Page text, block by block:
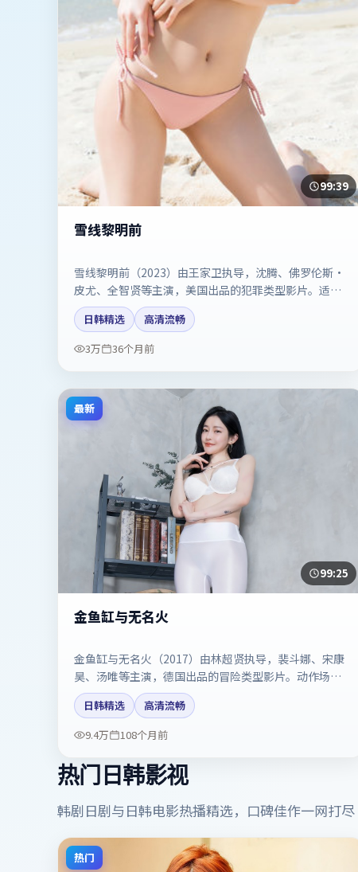
99:39
雪线黎明前
雪线黎明前（2023）由王家卫执导，沈腾、佛罗伦斯·
皮尤、全智贤等主演，美国出品的犯罪类型影片。适合
喜欢强情节与反转的观众。剧情简介与主创信息可供检
索参考，上映日期以片方资料为准。
日韩精选
高清流畅
3万
36个月前
最新
99:25
金鱼缸与无名火
金鱼缸与无名火（2017）由林超贤执导，裴斗娜、宋康
昊、汤唯等主演，德国出品的冒险类型影片。动作场面
与情感戏比例拿捏得当。剧情简介与主创信息可供检索
参考，上映日期以片方资料为准。
日韩精选
高清流畅
9.4万
108个月前
热门日韩影视
韩剧日剧与日韩电影热播精选，口碑佳作一网打尽
热门